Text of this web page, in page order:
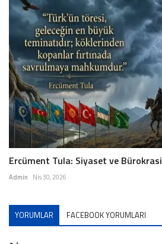
Ercüment Tula: Siyaset ve Bürokrasi
Admin Nis 30, 2026
YORUMLAR FACEBOOK YORUMLARI